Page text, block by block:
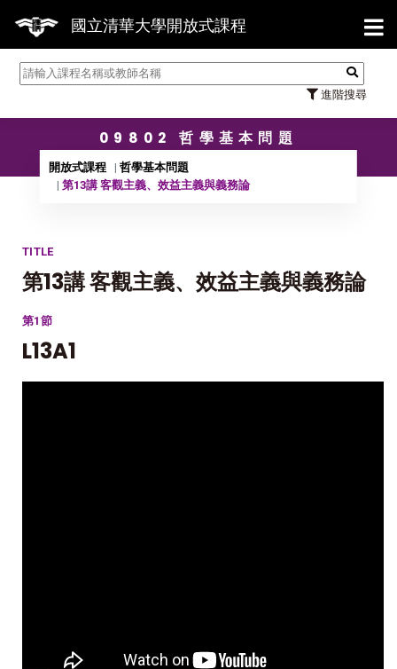
國立清華大學開放式課程
進階搜尋
【7/
09802 哲學基本問題
開放式課程
哲學基本問題
第13講 客觀主義、效益主義與義務論
TITLE
第13講 客觀主義、效益主義與義務論
第1節
L13A1